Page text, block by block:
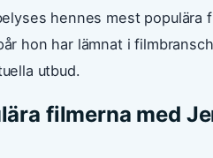
hennes mest populära
hon har lämnat i
utbud.
filmerna med